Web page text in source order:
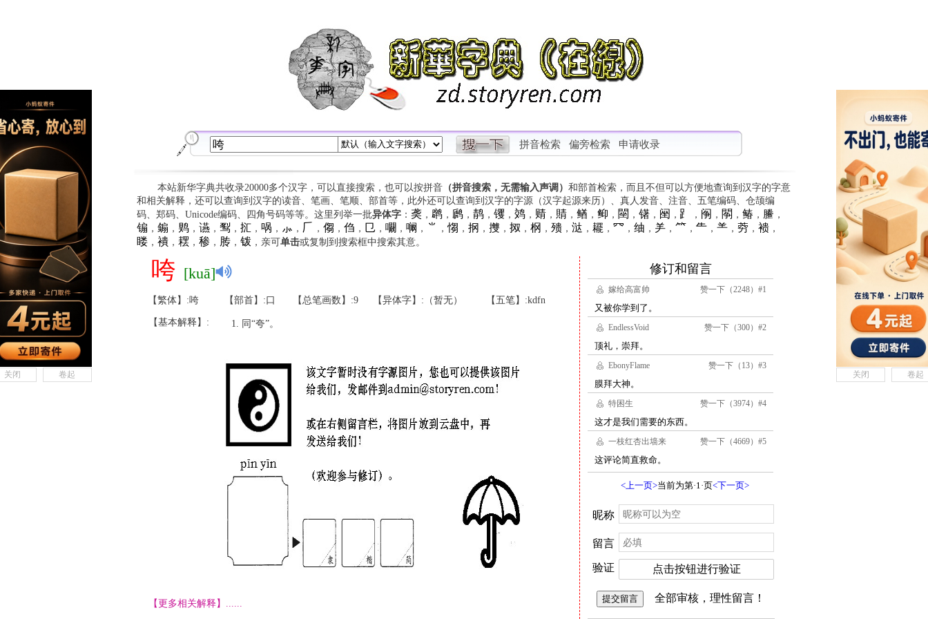
拼音检索 偏旁检索 申请收录
本站新华字典共收录20000多个汉字，可以直接搜索，也可以按拼音（拼音搜索，无需输入声调） 和部首检索，而且不但可以方便地查询到汉字的字意
和相关解释，还可以查询到汉字的读音、笔画、笔顺、部首等，此外还可以查询到汉字的字源（汉字起源来历）、真人发音、注音、五笔编码、仓颉编
码、郑码、Unicode编码、四角号码等等。这里列举一批异体字： 䶮 ， 䴙， 䴘， 䴖， 䦆， 䴔， 䞍， 䝼， 䲡 ， 䲟 ， 䦟 ， 䦃， 䦷 ， ⻊ ， 䦶 ， 䦛 ， 䲠 ， 䲢 ，
䦂 ， 䥇 ， 䴗， 䜩， 䴕， 㧟 ， 㖞 ， ⺗ ， 𠂆 ， 㑳 ， 㑇 ， 㔾 ， 㘚 ， 㘎 ， ⺌ ， 㥮 ， 㧏 ， 㩳， 㧐 ， 㭎 ， 㱮， 㳠 ， 䎱 ， ⺳ ， 䌷 ， ⺶， ⺮ ， ⺧， ⺷， 䓖， 䙌，
䁖， 䙡， 䎬 ， 䅟， 䏝， 䥽，亲可单击或复制到搜索框中搜索其意。
咵 [kuā]
【繁体】:咵 【部首】:口 【总笔画数】:9 【异体字】:（暂无） 【五笔】:kdfn
【基本解释】: 同“夸”。
【更多相关解释】......
关闭 卷起 关闭 卷起